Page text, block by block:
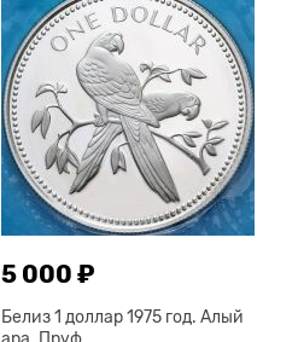
5 000 ₽
Белиз 1 доллар 1975 год. Алый